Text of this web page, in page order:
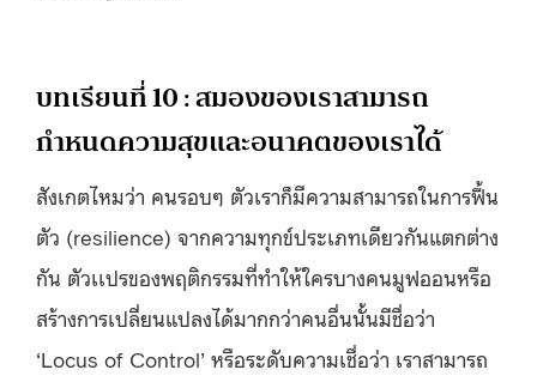
บทเรียนที่ 10 : สมองของเราสามารถ
กำหนดความสุขและอนาคตของเราได้
สังเกตไหมว่า คนรอบๆ ตัวเราก็มีความสามารถในการฟื้น
ตัว (resilience) จากความทุกข์ประเภทเดียวกันแตกต่าง
กัน ตัวเเปรของพฤติกรรมที่ทำให้ใครบางคนมูฟออนหรือ
สร้างการเปลี่ยนแปลงได้มากกว่าคนอื่นนั้นมีชื่อว่า
‘Locus of Control’ หรือระดับความเชื่อว่า เราสามารถ